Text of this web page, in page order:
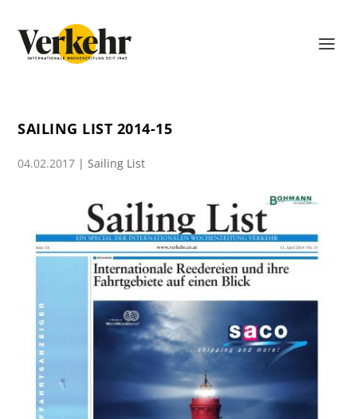
SAILING LIST 2014-15
04.02.2017 |Sailing List